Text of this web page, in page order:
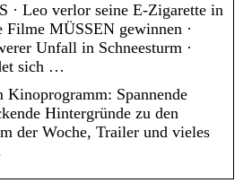
· Leo verlor seine E-Zigarette in
Filme MÜSSEN gewinnen ·
Unfall in Schneesturm ·
sich …
Spannende
Hintergründe zu den
der Woche, Trailer und vieles